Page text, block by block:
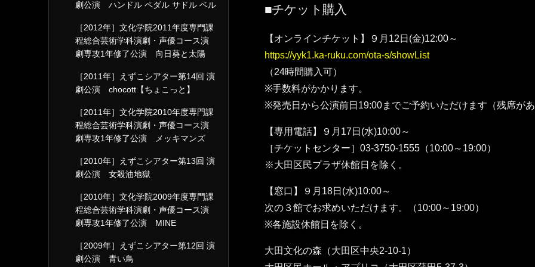
■チケット購入
【オンラインチケット】９月12日(金)12:00～
https://yyk1.ka-ruku.com/ota-s/showList
（24時間購入可）
※手数料がかかります。
※発売日から公演前日19:00までご予約いただけます（残席があ
【専用電話】９月17日(水)10:00～
［チケットセンター］03-3750-1555（10:00～19:00）
※大田区民プラザ休館日を除く。
【窓口】９月18日(水)10:00～
次の３館でお求めいただけます。（10:00～19:00）
※各施設休館日を除く。
大田文化の森（大田区中央2-10-1）
劇公演 ハンドル ペダル サドル ベル
［2012年］文化学院2011年度専門課
程総合芸術学科演劇・声優コース演
劇専攻1年修了公演 向日葵と太陽
［2011年］えずこシアター第14回 演
劇公演 chocott【ちょこっと】
［2011年］文化学院2010年度専門課
程総合芸術学科演劇・声優コース演
劇専攻1年修了公演 メッキマンズ
［2010年］えずこシアター第13回 演
劇公演 女殺油地獄
［2010年］文化学院2009年度専門課
程総合芸術学科演劇・声優コース演
劇専攻1年修了公演 MINE
［2009年］えずこシアター第12回 演
劇公演 青い鳥